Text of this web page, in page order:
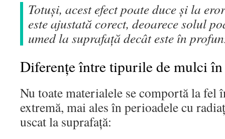
Totuși, acest efect poate duce și la
este ajustată corect, deoarece solul
umed la suprafață decât este în
Diferențe între tipurile de mulci
Nu toate materialele se comportă la fel
extremă, mai ales în perioadele cu
uscat la suprafață: